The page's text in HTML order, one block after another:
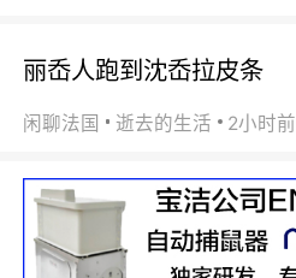
丽岙人跑到沈岙拉皮条
闲聊法国 逝去的生活 2小时前